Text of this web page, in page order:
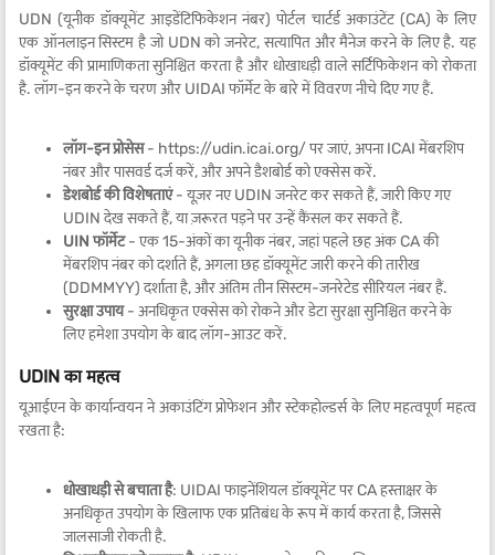
UDN (यूनीक डॉक्यूमेंट आइडेंटिफिकेशन नंबर) पोर्टल चार्टर्ड अकाउंटेंट (CA) के लिए
एक ऑनलाइन सिस्टम है जो UDN को जनरेट, सत्यापित और मैनेज करने के लिए है. यह
डॉक्यूमेंट की प्रामाणिकता सुनिश्चित करता है और धोखाधड़ी वाले सर्टिफिकेशन को रोकता
है. लॉग-इन करने के चरण और UIDAI फॉर्मेट के बारे में विवरण नीचे दिए गए हैं.
लॉग-इन प्रोसेस- https://udin.icai.org/ पर जाएं, अपना ICAI मेंबरशिप
नंबर और पासवर्ड दर्ज करें, और अपने डैशबोर्ड को एक्सेस करें.
डेशबोर्ड की विशेषताएं- यूज़र नए UDIN जनरेट कर सकते हैं, जारी किए गए
UDIN देख सकते हैं, या ज़रूरत पड़ने पर उन्हें कैंसल कर सकते हैं.
UIN फॉर्मेट- एक 15-अंकों का यूनीक नंबर, जहां पहले छह अंक CA की
मेंबरशिप नंबर को दर्शाते हैं, अगला छह डॉक्यूमेंट जारी करने की तारीख
(DDMMYY) दर्शाता है, और अंतिम तीन सिस्टम-जनरेटेड सीरियल नंबर हैं.
सुरक्षा उपाय- अनधिकृत एक्सेस को रोकने और डेटा सुरक्षा सुनिश्चित करने के
लिए हमेशा उपयोग के बाद लॉग-आउट करें.
UDIN का महत्व
यूआईएन के कार्यान्वयन ने अकाउंटिंग प्रोफेशन और स्टेकहोल्डर्स के लिए महत्वपूर्ण महत्व
रखता है:
धोखाधड़ी से बचाता है: UIDAI फाइनेंशियल डॉक्यूमेंट पर CA हस्ताक्षर के
अनधिकृत उपयोग के खिलाफ एक प्रतिबंध के रूप में कार्य करता है, जिससे
जालसाजी रोकती है.